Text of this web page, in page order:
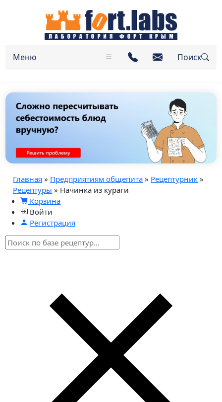
Меню Поиск
Главная » Предприятиям общепита » Рецептурник »
Рецептуры » Начинка из кураги
Корзина
Войти
Регистрация